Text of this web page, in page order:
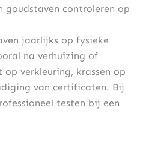
goudstaven controleren op
jaarlijks op fysieke
na verhuizing of
verkleuring, krassen op
van certificaten. Bij
testen bij een